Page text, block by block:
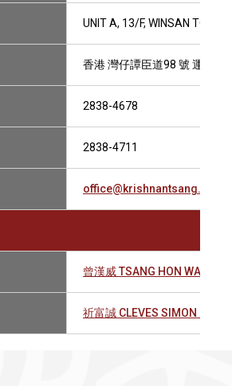
UNIT A, 13/F, WINSAN
香港 灣仔譚臣道98 號 運盛大
2838-4678
2838-4711
office@krishnantsang.com
曾漢威 TSANG HON WAI
祈富誠 CLEVES SIMON